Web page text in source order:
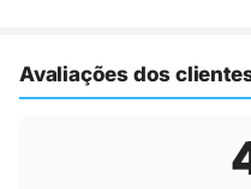
Avaliações dos